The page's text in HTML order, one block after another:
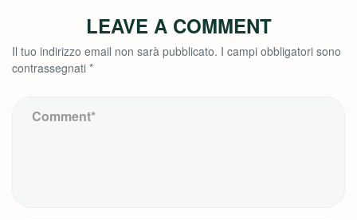
LEAVE A COMMENT
Il tuo indirizzo email non sarà pubblicato. I campi obbligatori sono
contrassegnati *